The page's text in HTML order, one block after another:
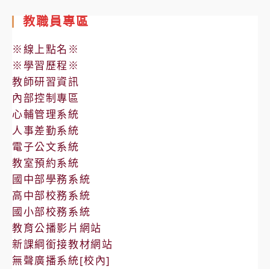
教職員專區
※線上點名※
※學習歷程※
教師研習資訊
內部控制專區
心輔管理系統
人事差勤系統
電子公文系統
教室預約系統
國中部學務系統
高中部校務系統
國小部校務系統
教育公播影片網站
新課綱銜接教材網站
無聲廣播系統[校內]